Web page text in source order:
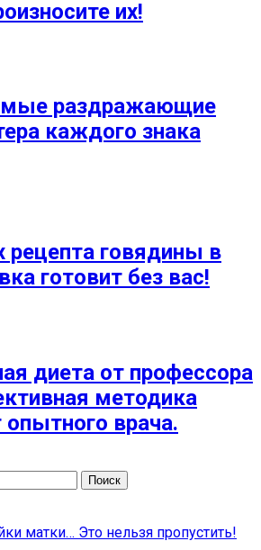
их!
раздражающие
каждого знака
рецепта говядины в
готовит без вас!
диета от профессора
методика
опытного врача.
матки… Это нельзя пропустить!